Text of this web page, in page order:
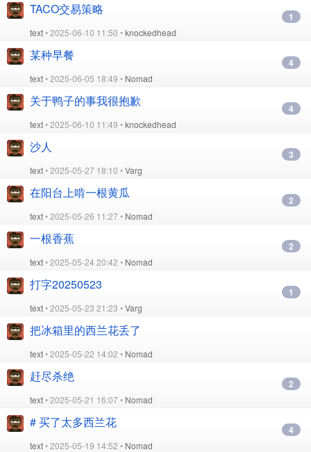
TACO交易策略
text• 2025-06-10 11:50 •knockedhead
1
某种早餐
text• 2025-06-05 18:49 • Nomad
4
关于鸭子的事我很抱歉
text• 2025-06-10 11:49 •knockedhead
4
沙人
text• 2025-05-27 18:10 •Varg
3
在阳台上啃一根黄瓜
text• 2025-05-26 11:27 • Nomad
2
一根香蕉
text• 2025-05-24 20:42 • Nomad
2
打字20250523
text• 2025-05-23 21:23 •Varg
1
把冰箱里的西兰花丢了
text• 2025-05-22 14:02 • Nomad
赶尽杀绝
text• 2025-05-21 16:07 • Nomad
2
# 买了太多西兰花
text• 2025-05-19 14:52 • Nomad
4